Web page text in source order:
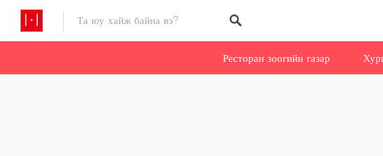
Ресторан зоогийн газар